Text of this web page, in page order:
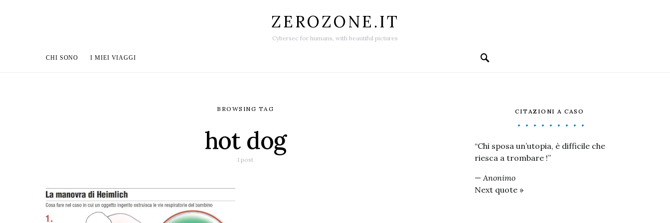
ZEROZONE.IT
Cybersec for humans, with beautiful pictures
CHI SONO I MIEI VIAGGI
BROWSING TAG
hot dog
1 post
CITAZIONI A CASO
“Chi sposa un’utopia, è difficile che
riesca a trombare !”
—Anonimo
Next quote »